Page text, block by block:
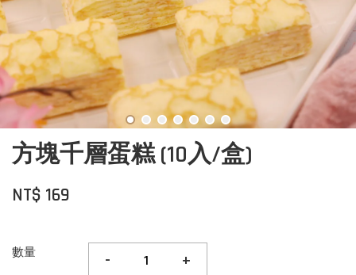
方塊千層蛋糕 (10入/盒)
NT$ 169
數量 - +